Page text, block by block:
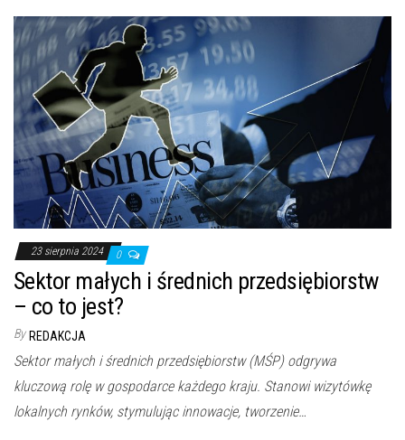
23 sierpnia 2024 0
Sektor małych i średnich przedsiębiorstw
– co to jest?
By REDAKCJA
Sektor małych i średnich przedsiębiorstw (MŚP) odgrywa
kluczową rolę w gospodarce każdego kraju. Stanowi wizytówkę
lokalnych rynków, stymulując innowacje, tworzenie…